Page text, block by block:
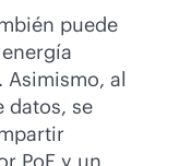
puede
al
datos, se